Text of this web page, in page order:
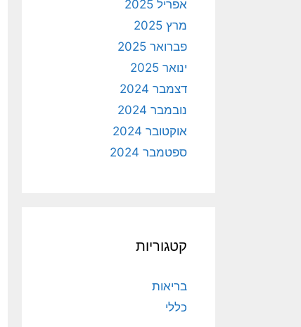
אפריל 2025
מרץ 2025
פברואר 2025
ינואר 2025
דצמבר 2024
נובמבר 2024
אוקטובר 2024
ספטמבר 2024
קטגוריות
בריאות
כללי